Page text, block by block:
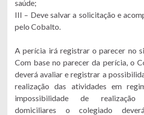
saúde;
III – Deve salvar a solicitação e
pelo Cobalto.
A perícia irá registrar o parecer no
Com base no parecer da perícia, o
deverá avaliar e registrar a
realização das atividades em
impossibilidade de
domiciliares o colegiado